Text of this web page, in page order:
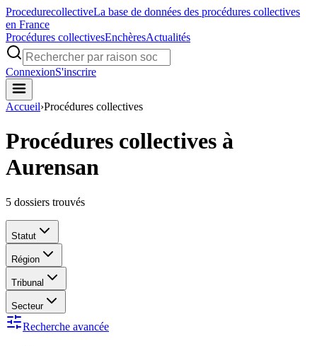
ProcedurecollectiveLa base de données des procédures collectives
en France
Procédures collectivesEnchèresActualités
ConnexionS'inscrire
Accueil›Procédures collectives
Procédures collectives à
Aurensan
5 dossiers trouvés
Statut
Région
Tribunal
Secteur
Recherche avancée